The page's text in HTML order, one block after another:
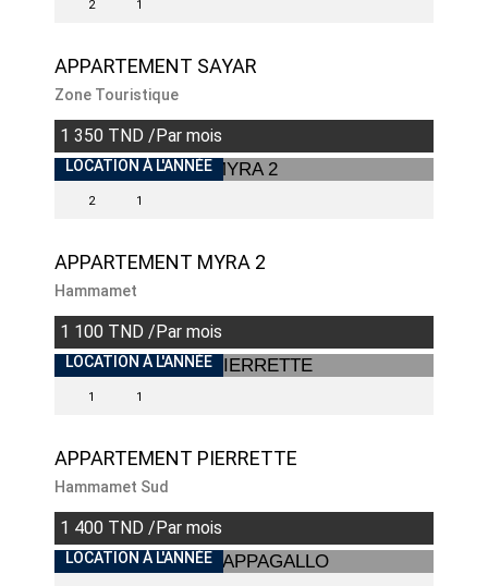
2 1
APPARTEMENT SAYAR
Zone Touristique
1 350 TND /Par mois
INDISPONIBLE
LOCATION À L'ANNÉE
2 1
APPARTEMENT MYRA 2
Hammamet
1 100 TND /Par mois
LOCATION À L'ANNÉE
1 1
APPARTEMENT PIERRETTE
Hammamet Sud
1 400 TND /Par mois
LOCATION À L'ANNÉE